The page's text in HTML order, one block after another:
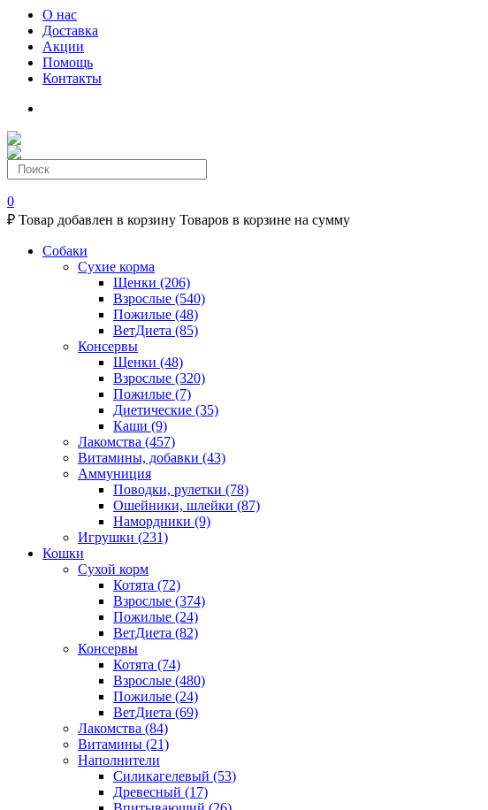
О нас
Доставка
Акции
Помощь
Контакты
0
₽ Товар добавлен в корзину Товаров в корзине на сумму
Собаки
Сухие корма
Щенки (206)
Взрослые (540)
Пожилые (48)
ВетДиета (85)
Консервы
Щенки (48)
Взрослые (320)
Пожилые (7)
Диетические (35)
Каши (9)
Лакомства (457)
Витамины, добавки (43)
Аммуниция
Поводки, рулетки (78)
Ошейники, шлейки (87)
Намордники (9)
Игрушки (231)
Кошки
Сухой корм
Котята (72)
Взрослые (374)
Пожилые (24)
ВетДиета (82)
Консервы
Котята (74)
Взрослые (480)
Пожилые (24)
ВетДиета (69)
Лакомства (84)
Витамины (21)
Наполнители
Силикагелевый (53)
Древесный (17)